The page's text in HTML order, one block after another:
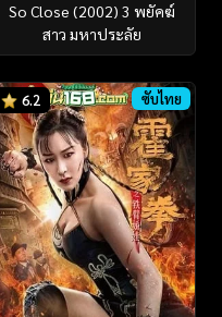
So Close (2002) 3 พยัคฆ์
สาว มหาประลัย
6.2 ซับไทย